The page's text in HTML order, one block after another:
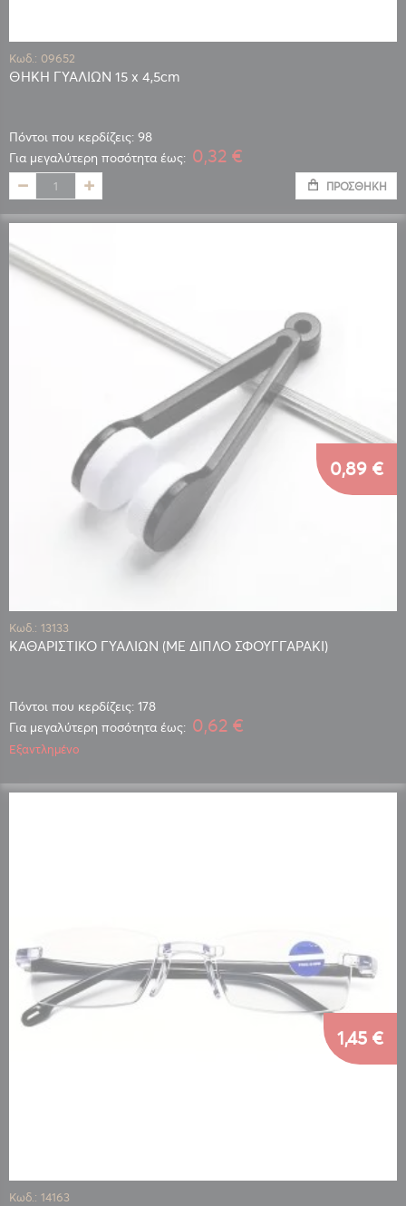
Κωδ.: 09652
ΘΗΚΗ ΓΥΑΛΙΩΝ 15 x 4,5cm
Πόντοι που κερδίζεις: 98
Για μεγαλύτερη ποσότητα έως: 0,32 €
ΠΡΟΣΘΉΚΗ
Κωδ.: 13133
ΚΑΘΑΡΙΣΤΙΚΟ ΓΥΑΛΙΩΝ (ΜΕ ΔΙΠΛΟ ΣΦΟΥΓΓΑΡΑΚΙ)
Πόντοι που κερδίζεις: 178
0,89 €
Για μεγαλύτερη ποσότητα έως: 0,62 €
Εξαντλημένο
Κωδ.: 14163
1,45 €